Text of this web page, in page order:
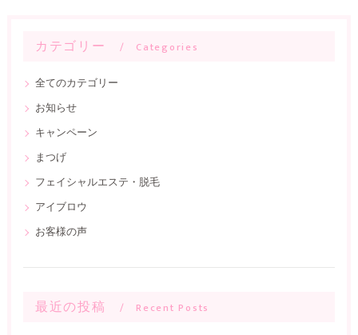
カテゴリー Categories
全てのカテゴリー
お知らせ
キャンペーン
まつげ
フェイシャルエステ・脱毛
アイブロウ
お客様の声
最近の投稿 Recent Posts